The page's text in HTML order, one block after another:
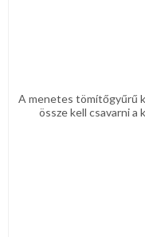
A menetes tömítőgyűrű
össze kell csavarni a